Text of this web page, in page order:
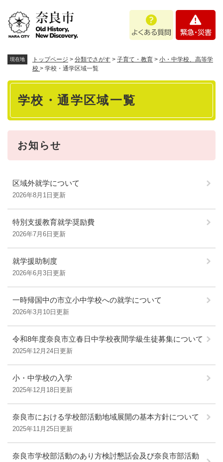
あ
問
・
現在地 トップページ > 分類でさがす > 子育て・教育 > 小・中学校、高等学
校 > 学校・通学区域一覧
本
学校・通学区域一覧
お知らせ
区域外就学について
2026年8月1日更新
特別支援教育就学奨励費
2026年7月6日更新
就学援助制度
2026年6月3日更新
一時帰国中の市立小中学校への就学について
2026年3月10日更新
令和8年度奈良市立春日中学校夜間学級生徒募集について
2025年12月24日更新
小・中学校の入学
2025年12月18日更新
奈良市における学校部活動地域展開の基本方針について
2025年11月25日更新
奈良市学校部活動のあり方検討懇話会及び奈良市部活動